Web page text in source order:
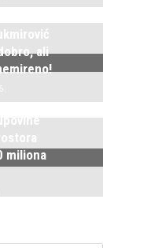
ali
miliona